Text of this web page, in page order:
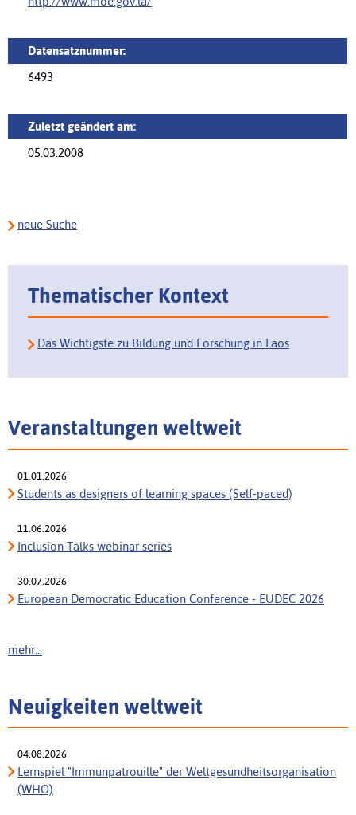
Datensatznummer:
6493
Zuletzt geändert am:
05.03.2008
neue Suche
Thematischer Kontext
Das Wichtigste zu Bildung und Forschung in Laos
Veranstaltungen weltweit
01.01.2026
Students as designers of learning spaces (Self-paced)
11.06.2026
Inclusion Talks webinar series
30.07.2026
European Democratic Education Conference - EUDEC 2026
mehr...
Neuigkeiten weltweit
04.08.2026
Lernspiel "Immunpatrouille" der Weltgesundheitsorganisation
(WHO)